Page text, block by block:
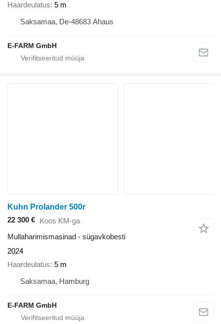
Haardeulatus 5 m
Saksamaa, De-48683 Ahaus
E-FARM GmbH
Kuhn Prolander 500r
22 300 € Koos KM-ga
Mullaharimismasinad - sügavkobesti
2024
Haardeulatus 5 m
Saksamaa, Hamburg
E-FARM GmbH